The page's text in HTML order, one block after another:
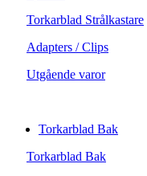
Torkarblad Strålkastare
Adapters / Clips
Utgående varor
Torkarblad Bak
Torkarblad Bak